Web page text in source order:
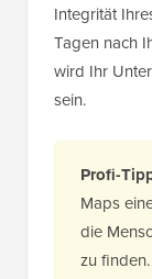
Integrität
Tagen nach
wird Ihr
sein.
Profi-
Maps
die
zu